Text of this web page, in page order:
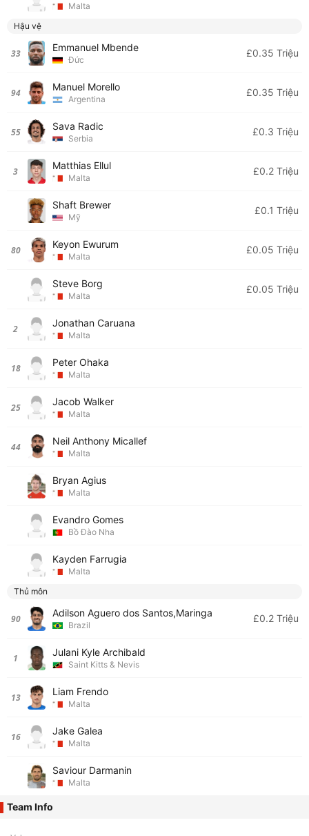
Malta
Hậu vệ
33 Emmanuel Mbende
Đức
£0.35 Triệu
94 Manuel Morello
Argentina
£0.35 Triệu
55 Sava Radic
Serbia
£0.3 Triệu
3 Matthias Ellul
Malta
£0.2 Triệu
Shaft Brewer
Mỹ
£0.1 Triệu
80 Keyon Ewurum
Malta
£0.05 Triệu
Steve Borg
Malta
£0.05 Triệu
2 Jonathan Caruana
Malta
18 Peter Ohaka
Malta
25 Jacob Walker
Malta
44 Neil Anthony Micallef
Malta
Bryan Agius
Malta
Evandro Gomes
Bồ Đào Nha
Kayden Farrugia
Malta
Thủ môn
90 Adilson Aguero dos Santos,Maringa
Brazil
£0.2 Triệu
1 Julani Kyle Archibald
Saint Kitts & Nevis
13 Liam Frendo
Malta
16 Jake Galea
Malta
Saviour Darmanin
Malta
Team Info